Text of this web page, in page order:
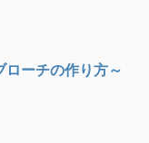
ーチの作り方～